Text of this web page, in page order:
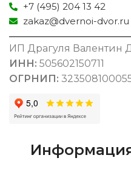
+7 (495) 204 13 42
zakaz@dvernoi-dvor.ru
ИП Драгуля Валентин
ИНН: 505602150711
ОГРНИП: